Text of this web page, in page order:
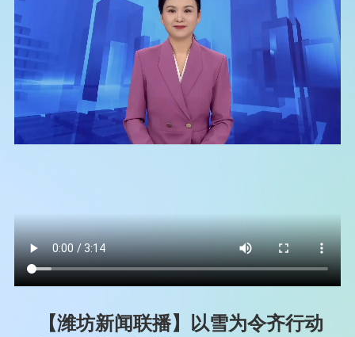
【潍坊新闻联播】以雪为令齐行动